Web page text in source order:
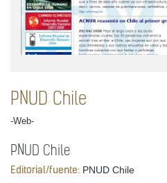
PNUD Chile
-Web-
PNUD Chile
Editorial/fuente: PNUD Chile